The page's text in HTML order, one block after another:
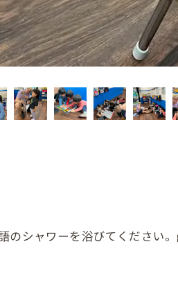
のシャワーを浴びてください